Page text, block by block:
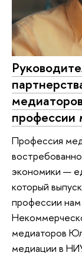
профессии
Профессия
экономики —
который
профессии нам
медиаторов
медиации в